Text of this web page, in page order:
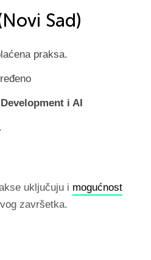
Sad)
praksa.
i AI
uključuju i mogućnost
završetka.